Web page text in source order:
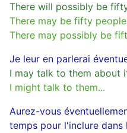
There will possibly be
There may be fifty
There may possibly be
Je leur en parlerai
I may talk to them about
I might talk to them...
Aurez-vous
temps pour l'inclure dans